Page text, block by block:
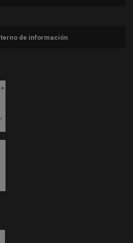
de información